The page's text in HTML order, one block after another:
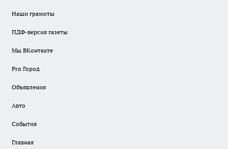
Наши грамоты
ПДФ-версия газеты
Мы ВКонтакте
Pro Город
Объявления
Авто
События
Главная